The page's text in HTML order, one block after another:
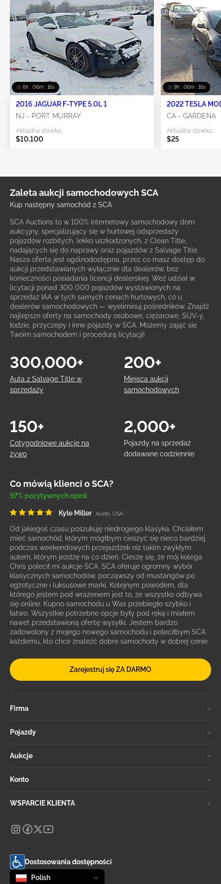
6h : 06m : 16s
2016 JAGUAR F-TYPE 5.0L 1
NJ - PORT MURRAY
Aktualna stawka:
$10,100
9h : 06m : 16s
2022 TESLA
CA - GARDENA
Aktualna stawka:
$25
Zaleta aukcji samochodowych SCA
Kup następny samochód z SCA
SCA Auctions to w 100% internetowy samochodowy dom
aukcyjny, specjalizujący się w hurtowej odsprzedaży
pojazdów rozbitych, lekko uszkodzonych, z Clean Title,
nadających się do naprawy oraz pojazdów z Salvage Title.
Nasza oferta jest ogólnodostępna, przez co masz dostęp do
aukcji przedstawianych wyłącznie dla dealerów, bez
konieczności posiadania licencji dealerskiej. Weź udział w
licytacji ponad 300 000 pojazdów wystawionych na
sprzedaż IAA w tych samych cenach hurtowych, co u
dealerów samochodowych — wyeliminuj pośredników. Znajdź
najlepsze oferty na samochody osobowe, ciężarowe, SUV-y,
łodzie, przyczepy i inne pojazdy w SCA. Możemy zająć się
Twoim samochodem i procedurą licytacji!
Auta z Salvage Title w
sprzedaży
300,000+
Miejsca aukcji
samochodowych
200+
Cotygodniowe aukcje na
żywo
150+
Pojazdy na sprzedaż
dodawane codziennie
2,000+
Co mówią klienci o SCA?
97% pozytywnych opinii
Kyle Miller Austin, USA
Od jakiegoś czasu poszukuję niedrogiego klasyka. Chciałem
mieć samochód, którym mógłbym cieszyć się nieco bardziej
podczas weekendowych przejażdżek niż takim zwykłym
autem, którym jeżdżę na co dzień. Cieszę się, że mój kolega
Chris polecił mi aukcje SCA. SCA oferuje ogromny wybór
klasycznych samochodów, począwszy od mustangów po
egzotyczne i luksusowe marki. Kolejnym powodem, dla
którego jestem pod wrażeniem jest to, że wszystko odbywa
się online. Kupno samochodu u Was przebiegło szybko i
łatwo. Wszystkie potrzebne opcje były pod ręką i miałem
nawet przedstawioną ofertę wysyłki. Jestem bardzo
zadowolony z mojego nowego samochodu i poleciłbym SCA
każdemu, kto chce znaleźć dobre samochody w dobrej cenie.
Zarejestruj się ZA DARMO
Firma
Pojazdy
Aukcje
Konto
WSPARCIE KLIENTA
Dostosowania dostępności
Zmień język
selected
Polish